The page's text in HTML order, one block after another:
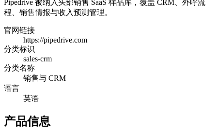
Pipedrive 被纳入头部销售 SaaS 样品库，覆盖 CRM、外呼流
程、销售情报与收入预测管理。
官网链接
https://pipedrive.com
分类标识
sales-crm
分类名称
销售与 CRM
语言
英语
产品信息